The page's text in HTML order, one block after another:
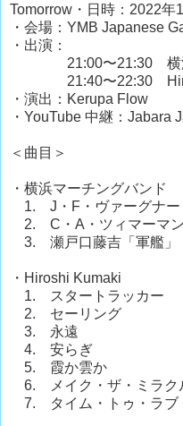
Tomorrow・日時：2022
・会場：YMB Japanese
・出演：
21:00〜21:30 横浜
21:40〜22:30
・演出：Kerupa Flow
・YouTube 中継：Jabara
＜曲目＞
・横浜マーチングバンド
1. J・F・ヴァーグナー
2. C・A・ツィマーマン
3. 瀬戸口藤吉「軍艦」
・Hiroshi Kumaki
1. スタートラッカー
2. セーリング
3. 永遠
4. 安らぎ
5. 霞か雲か
6. メイク・ザ・ミラク
7. タイム・トゥ・ラブ